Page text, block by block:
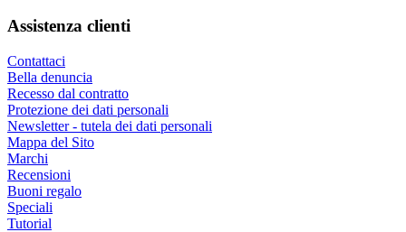
Assistenza clienti
Contattaci
Bella denuncia
Recesso dal contratto
Protezione dei dati personali
Newsletter - tutela dei dati personali
Mappa del Sito
Marchi
Recensioni
Buoni regalo
Speciali
Tutorial